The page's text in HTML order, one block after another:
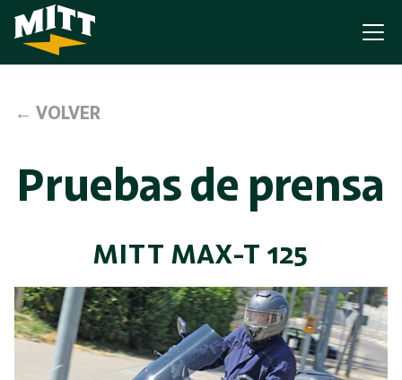
← VOLVER
Pruebas de prensa
MITT MAX-T 125